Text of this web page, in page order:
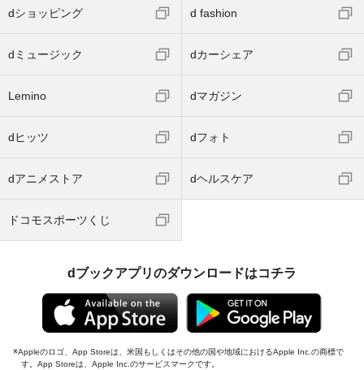
dショッピング d fashion
dミュージック dカーシェア
Lemino dマガジン
dヒッツ dフォト
dアニメストア dヘルスケア
ドコモスポーツくじ
dブックアプリのダウンロードはコチラ
Appleのロゴ、App Storeは、米国もしくはその他の国や地域におけるApple Inc.の商標で
す。App Storeは、Apple Inc.のサービスマークです。